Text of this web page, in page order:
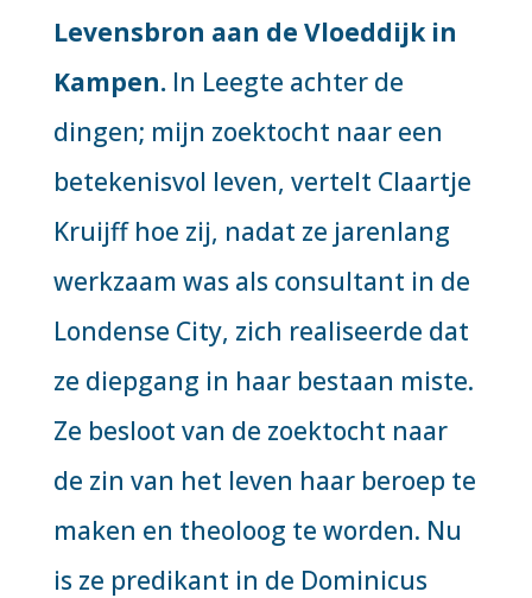
Levensbron aan de Vloeddijk in
Kampen.In Leegte achter de
dingen; mijn zoektocht naar een
betekenisvol leven, vertelt Claartje
Kruijff hoe zij, nadat ze jarenlang
werkzaam was als consultant in de
Londense City, zich realiseerde dat
ze diepgang in haar bestaan miste.
Ze besloot van de zoektocht naar
de zin van het leven haar beroep te
maken en theoloog te worden. Nu
is ze predikant in de Dominicus